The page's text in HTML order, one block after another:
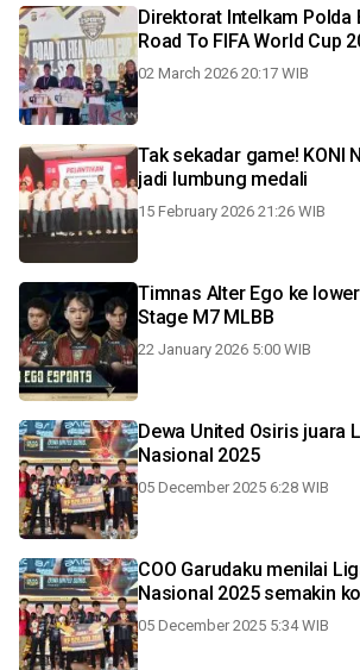
Direktorat Intelkam Polda
Road To FIFA World Cup
02 March 2026 20:17 WIB
Tak sekadar game! KONI
jadi lumbung medali
15 February 2026 21:26 WIB
Timnas Alter Ego ke
Stage M7 MLBB
22 January 2026 5:00 WIB
Dewa United Osiris juara
Nasional 2025
05 December 2025 6:28 WIB
COO Garudaku menilai
Nasional 2025 semakin
05 December 2025 5:34 WIB